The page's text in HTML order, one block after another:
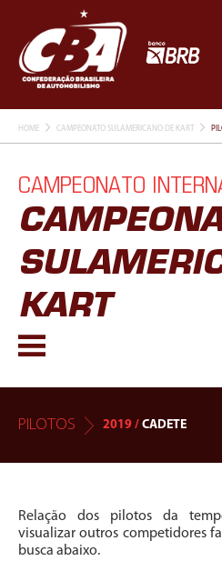
HOME CAMPEONATO SULAMERICANO DE KART
CAMPEONATO
KART
PILOTOS 2019 / CADETE
Relação dos pilotos da
visualizar outros competidores
busca abaixo.